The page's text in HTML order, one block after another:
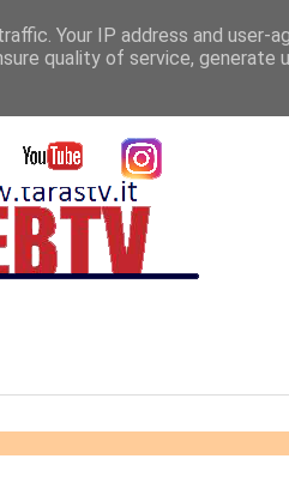
Your IP address and user-
quality of service, generate